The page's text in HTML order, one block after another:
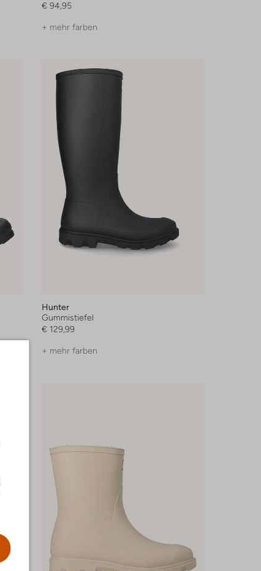
€ 94,95
+ mehr farben
Hunter
Gummistiefel
€ 129,99
+ mehr farben